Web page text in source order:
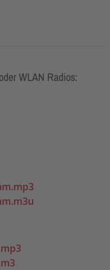
WLAN Radios: